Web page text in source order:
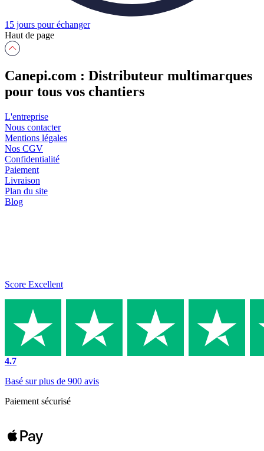
15 jours pour échanger
Haut de page
Canepi.com : Distributeur multimarques
pour tous vos chantiers
L'entreprise
Nous contacter
Mentions légales
Nos CGV
Confidentialité
Paiement
Livraison
Plan du site
Blog
Score Excellent
4.7
Basé sur plus de 900 avis
Paiement sécurisé